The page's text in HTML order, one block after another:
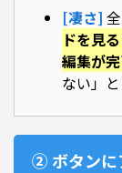
[凄さ]
ドを見
編集が
ない」
② ボタンに